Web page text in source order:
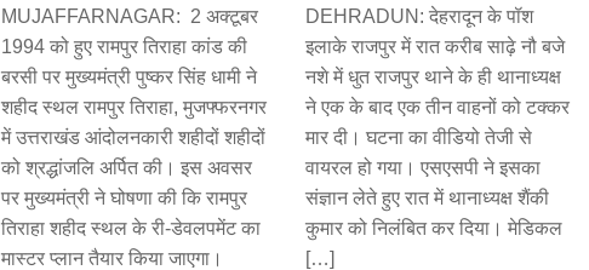
MUJAFFARNAGAR: 2 अक्टूबर
1994 को हुए रामपुर तिराहा कांड की
बरसी पर मुख्यमंत्री पुष्कर सिंह धामी ने
शहीद स्थल रामपुर तिराहा, मुजफ्फरनगर
में उत्तराखंड आंदोलनकारी शहीदों शहीदों
को श्रद्धांजलि अर्पित की। इस अवसर
पर मुख्यमंत्री ने घोषणा की कि रामपुर
तिराहा शहीद स्थल के री-डेवलपमेंट का
मास्टर प्लान तैयार किया जाएगा।
DEHRADUN: देहरादून के पॉश
इलाके राजपुर में रात करीब साढ़े नौ बजे
नशे में धुत राजपुर थाने के ही थानाध्यक्ष
ने एक के बाद एक तीन वाहनों को टक्कर
मार दी। घटना का वीडियो तेजी से
वायरल हो गया। एसएसपी ने इसका
संज्ञान लेते हुए रात में थानाध्यक्ष शैंकी
कुमार को निलंबित कर दिया। मेडिकल
[…]